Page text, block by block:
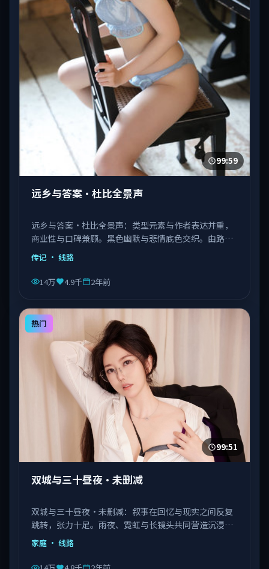
99:59
远乡与答案·杜比全景声
远乡与答案·杜比全景声：类型元素与作者表达并重，
商业性与口碑兼顾。黑色幽默与悲情底色交织。由路阳
执导，张译、肖战、杨紫琼等主演，中国香港出品，类
型为传记。
传记 · 线路
14万 4.9千 2年前
热门
99:51
双城与三十昼夜·未删减
双城与三十昼夜·未删减：叙事在回忆与现实之间反复
跳转，张力十足。雨夜、霓虹与长镜头共同营造沉浸氛
围。由陈凯歌执导，佟丽娅、马丽、瑛太等主演，韩国
出品，类型为家庭。
家庭 · 线路